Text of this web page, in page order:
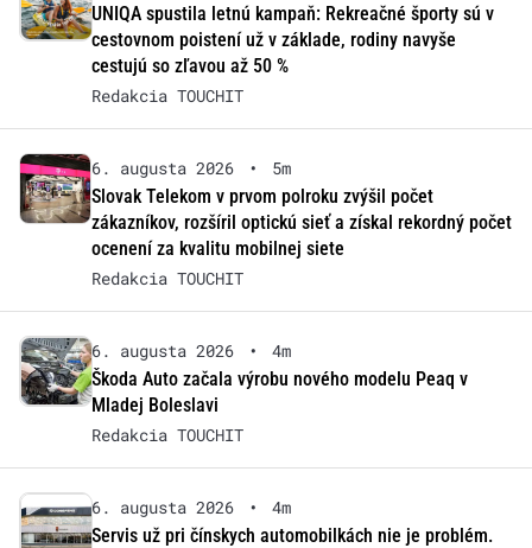
UNIQA spustila letnú kampaň: Rekreačné športy sú v
cestovnom poistení už v základe, rodiny navyše
cestujú so zľavou až 50 %
Redakcia TOUCHIT
6. augusta 2026 •
5m
Slovak Telekom v prvom polroku zvýšil počet
zákazníkov, rozšíril optickú sieť a získal rekordný počet
ocenení za kvalitu mobilnej siete
Redakcia TOUCHIT
6. augusta 2026 •
4m
Škoda Auto začala výrobu nového modelu Peaq v
Mladej Boleslavi
Redakcia TOUCHIT
6. augusta 2026 •
4m
Servis už pri čínskych automobilkách nie je problém.